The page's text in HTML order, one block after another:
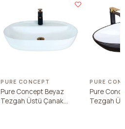
PURE CONCEPT
Pure Concept Beyaz
Tezgah Üstü Çanak
PURE
Pure
Tezgah